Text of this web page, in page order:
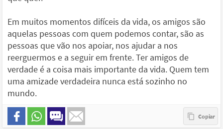
Em muitos momentos difíceis da vida, os amigos são
aquelas pessoas com quem podemos contar, são as
pessoas que vão nos apoiar, nos ajudar a nos
reerguermos e a seguir em frente. Ter amigos de
verdade é a coisa mais importante da vida. Quem tem
uma amizade verdadeira nunca está sozinho no
mundo.